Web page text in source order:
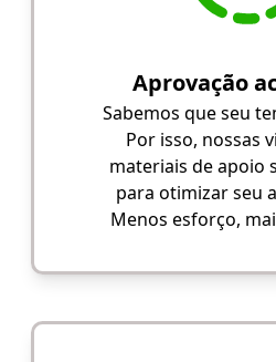
Aprovação
Sabemos que seu
Por isso, nossas
materiais de apoio
para otimizar seu
Menos esforço,